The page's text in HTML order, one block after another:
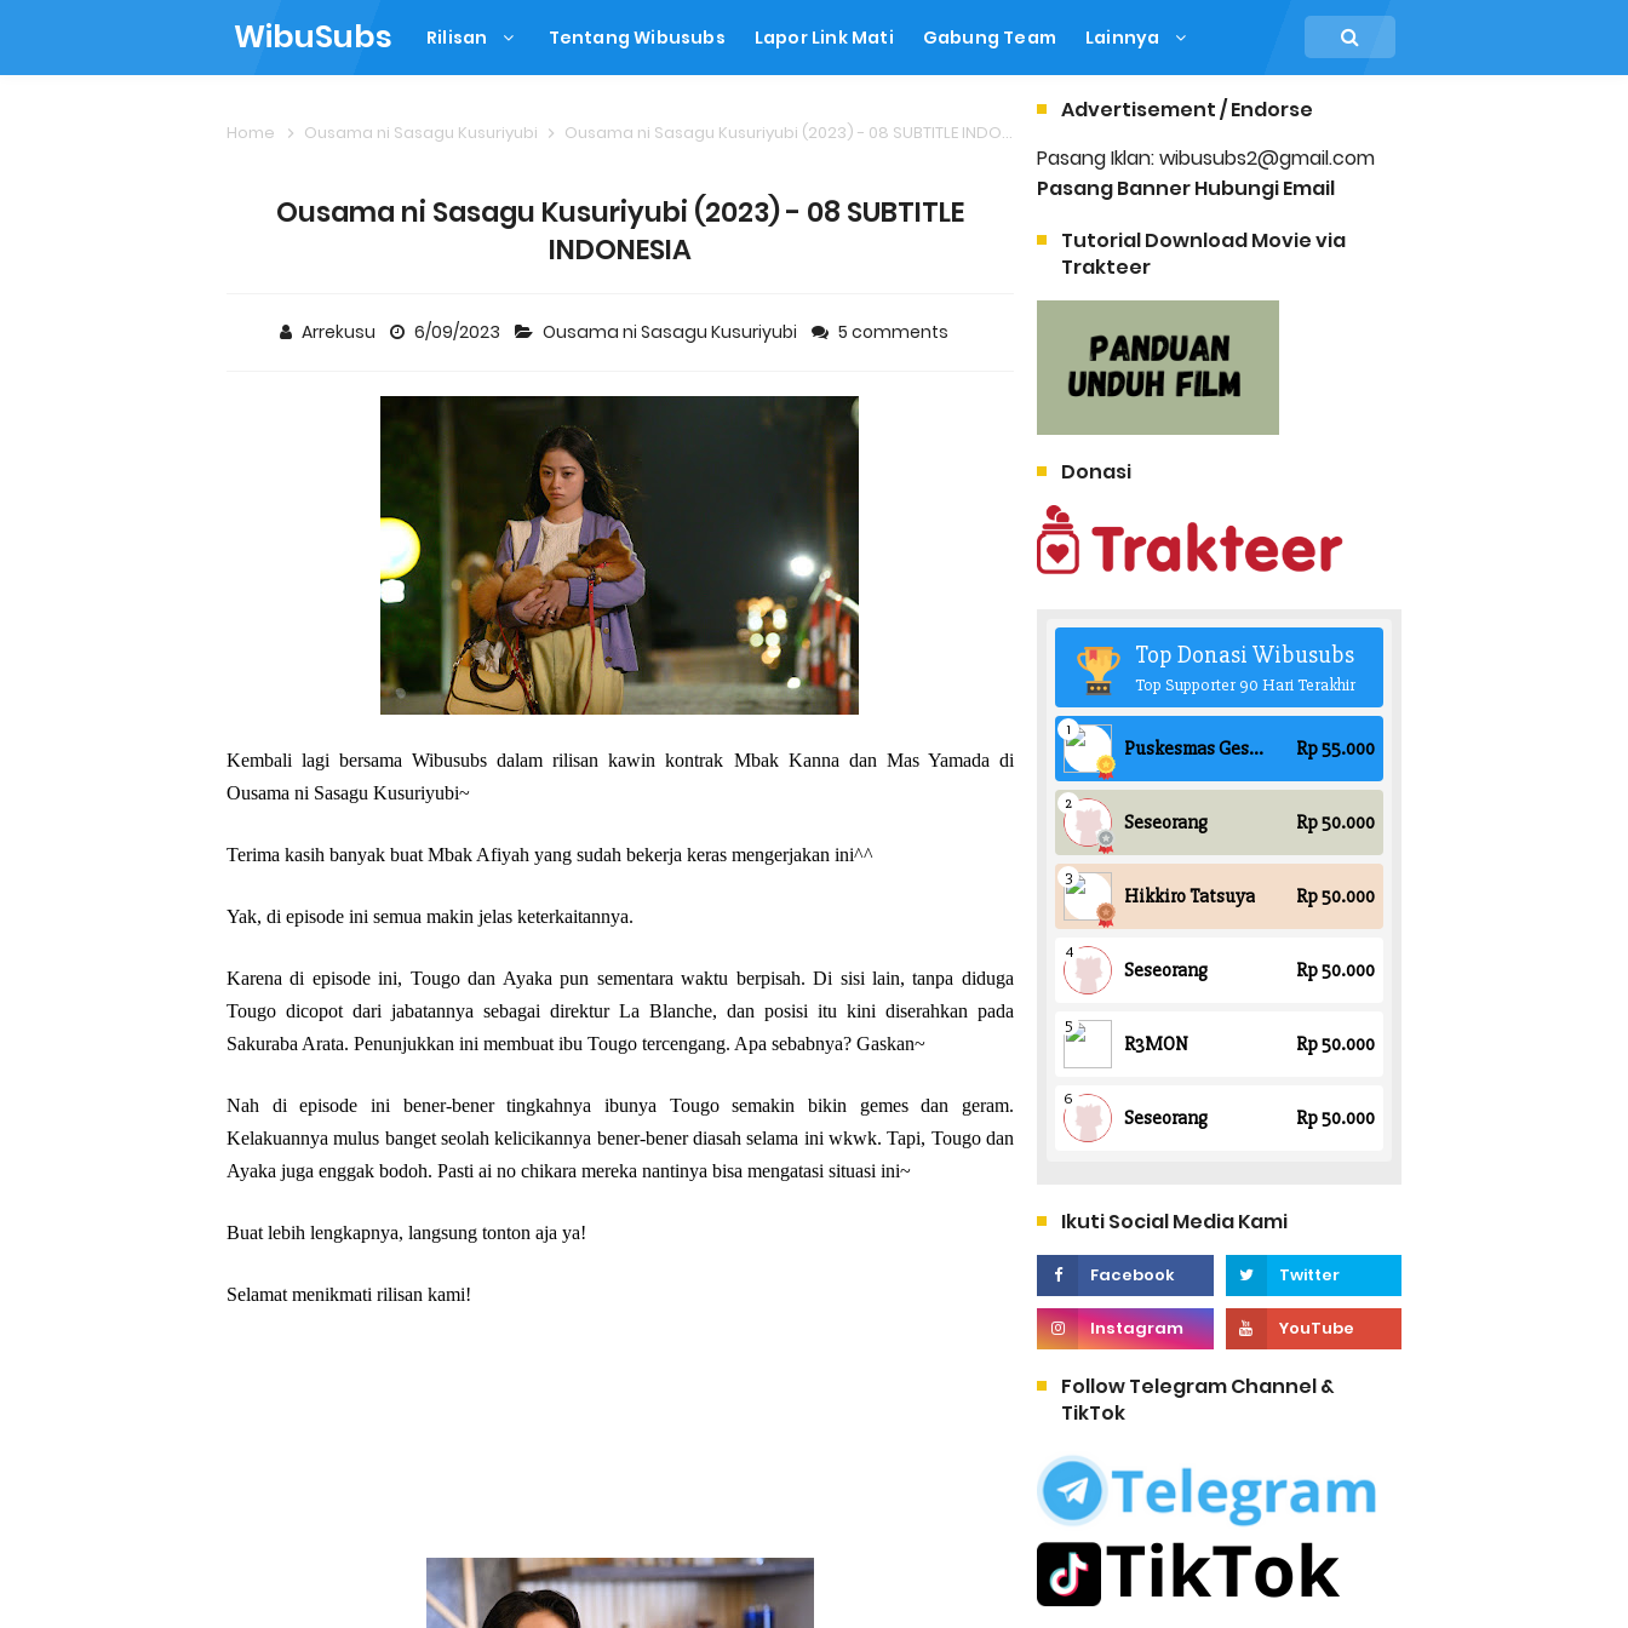
WibuSubs Rilisan Tentang Wibusubs Lapor Link Mati Gabung Team Lainnya
Home Ousama ni Sasagu Kusuriyubi Ousama ni Sasagu Kusuriyubi (2023) - 08 SUBTITLE INDONESIA
Ousama ni Sasagu Kusuriyubi (2023) - 08 SUBTITLE
INDONESIA
Arrekusu 6/09/2023 Ousama ni Sasagu Kusuriyubi 5 comments
Kembali lagi bersama Wibusubs dalam rilisan kawin kontrak Mbak Kanna dan Mas Yamada di
Ousama ni Sasagu Kusuriyubi~
Terima kasih banyak buat Mbak Afiyah yang sudah bekerja keras mengerjakan ini^^
Yak, di episode ini semua makin jelas keterkaitannya.
Karena di episode ini, Tougo dan Ayaka pun sementara waktu berpisah. Di sisi lain, tanpa diduga
Tougo dicopot dari jabatannya sebagai direktur La Blanche, dan posisi itu kini diserahkan pada
Sakuraba Arata. Penunjukkan ini membuat ibu Tougo tercengang. Apa sebabnya? Gaskan~
Nah di episode ini bener-bener tingkahnya ibunya Tougo semakin bikin gemes dan geram.
Kelakuannya mulus banget seolah kelicikannya bener-bener diasah selama ini wkwk. Tapi, Tougo dan
Ayaka juga enggak bodoh. Pasti ai no chikara mereka nantinya bisa mengatasi situasi ini~
Buat lebih lengkapnya, langsung tonton aja ya!
Selamat menikmati rilisan kami!
Advertisement / Endorse
Pasang Iklan: wibusubs2@gmail.com
Pasang Banner Hubungi Email
Tutorial Download Movie via
Trakteer
Donasi
Ikuti Social Media Kami
Follow Telegram Channel &
TikTok